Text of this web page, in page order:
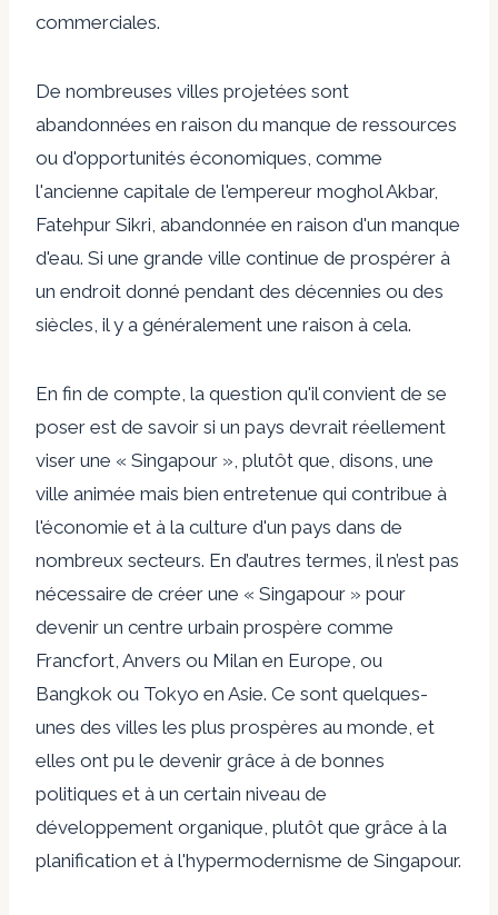
commerciales.
De nombreuses villes projetées sont
abandonnées en raison du manque de ressources
ou d'opportunités économiques, comme
l'ancienne capitale de l'empereur moghol Akbar,
Fatehpur Sikri, abandonnée en raison d'un manque
d'eau. Si une grande ville continue de prospérer à
un endroit donné pendant des décennies ou des
siècles, il y a généralement une raison à cela.
En fin de compte, la question qu'il convient de se
poser est de savoir si un pays devrait réellement
viser une « Singapour », plutôt que, disons, une
ville animée mais bien entretenue qui contribue à
l'économie et à la culture d'un pays dans de
nombreux secteurs. En d’autres termes, il n’est pas
nécessaire de créer une « Singapour » pour
devenir un centre urbain prospère comme
Francfort, Anvers ou Milan en Europe, ou
Bangkok ou Tokyo en Asie. Ce sont quelques-
unes des villes les plus prospères au monde, et
elles ont pu le devenir grâce à de bonnes
politiques et à un certain niveau de
développement organique, plutôt que grâce à la
planification et à l'hypermodernisme de Singapour.